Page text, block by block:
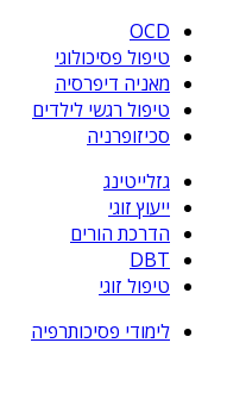
OCD
טיפול פסיכולוגי
מאניה דיפרסיה
טיפול רגשי לילדים
סכיזופרניה
גזלייטינג
ייעוץ זוגי
הדרכת הורים
DBT
טיפול זוגי
לימודי פסיכותרפיה